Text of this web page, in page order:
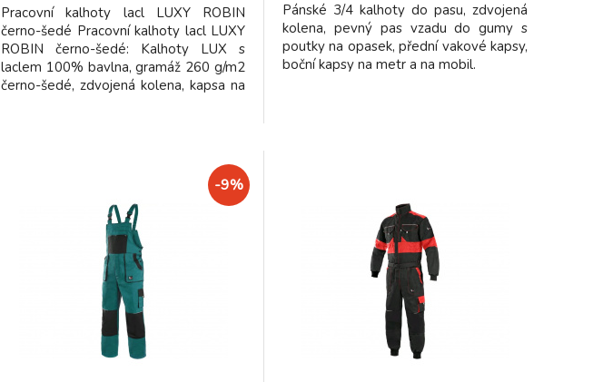
Pracovní kalhoty lacl LUXY ROBIN
černo-šedé Pracovní kalhoty lacl LUXY
ROBIN černo-šedé: Kalhoty LUX s
laclem 100% bavlna, gramáž 260 g/m2
černo-šedé, zdvojená kolena, kapsa na
Pánské 3/4 kalhoty do pasu, zdvojená
kolena, pevný pas vzadu do gumy s
poutky na opasek, přední vakové kapsy,
boční kapsy na metr a na mobil.
-9%